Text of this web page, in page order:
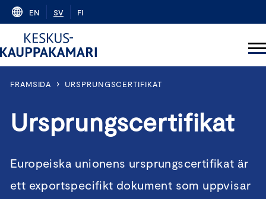
Skip
content
EN SV FI
FRAMSIDA › URSPRUNGSCERTIFIKAT
Ursprungscertifikat
Europeiska unionens ursprungscertifikat är
ett exportspecifikt dokument som uppvisar